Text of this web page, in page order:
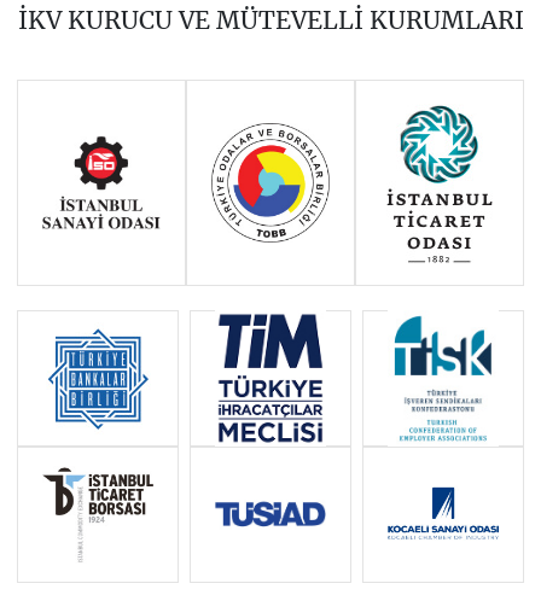
İKV KURUCU VE MÜTEVELLİ KURUMLARI